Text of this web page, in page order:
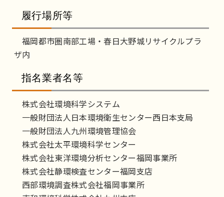
履行場所等
福岡都市圏南部工場・春日大野城リサイクルプラ
ザ内
指名業者名等
株式会社環境科学システム
一般財団法人日本環境衛生センター西日本支局
一般財団法人九州環境管理協会
株式会社太平環境科学センター
株式会社東洋環境分析センター福岡事業所
株式会社静環検査センター福岡支店
西部環境調査株式会社福岡事業所